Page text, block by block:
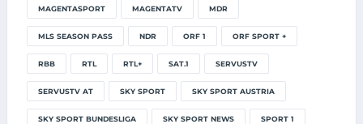
MAGENTASPORT MAGENTATV MDR
MLS SEASON PASS NDR ORF 1 ORF SPORT +
RBB RTL RTL+ SAT.1 SERVUSTV
SERVUSTV AT SKY SPORT SKY SPORT AUSTRIA
SKY SPORT BUNDESLIGA SKY SPORT NEWS SPORT 1